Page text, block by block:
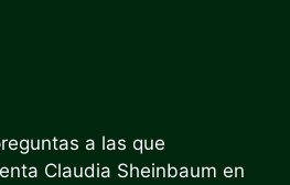
a las que
Claudia Sheinbaum en